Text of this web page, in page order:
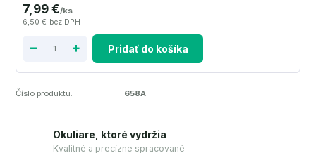
7,99 €/ks
6,50 € bez DPH
Pridať do košíka
Číslo produktu: 658A
Okuliare, ktoré vydržia
Kvalitné a precízne spracované